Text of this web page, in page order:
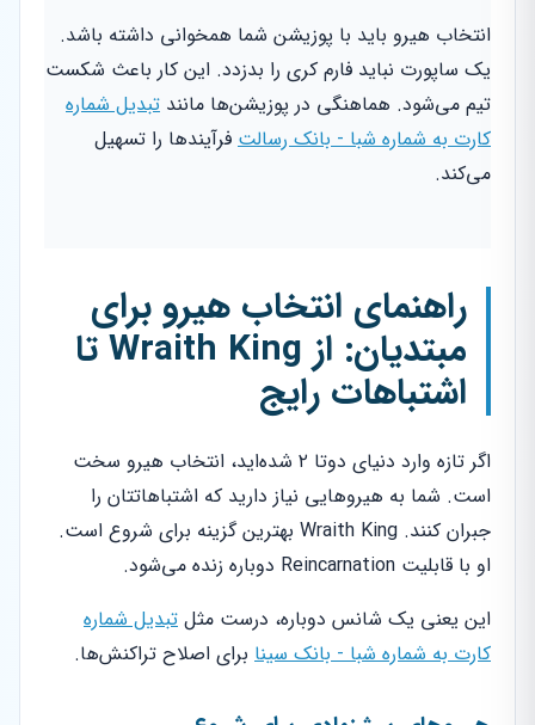
انتخاب هیرو باید با پوزیشن شما همخوانی داشته باشد.
یک ساپورت نباید فارم کری را بدزدد. این کار باعث شکست
تیم می‌شود. هماهنگی در پوزیشن‌ها مانند تبدیل شماره
کارت به شماره شبا - بانک رسالت فرآیندها را تسهیل
می‌کند.
راهنمای انتخاب هیرو برای
مبتدیان: از Wraith King تا
اشتباهات رایج
اگر تازه وارد دنیای دوتا ۲ شده‌اید، انتخاب هیرو سخت
است. شما به هیروهایی نیاز دارید که اشتباهاتتان را
جبران کنند. Wraith King بهترین گزینه برای شروع است.
او با قابلیت Reincarnation دوباره زنده می‌شود.
این یعنی یک شانس دوباره، درست مثل تبدیل شماره
کارت به شماره شبا - بانک سینا برای اصلاح تراکنش‌ها.